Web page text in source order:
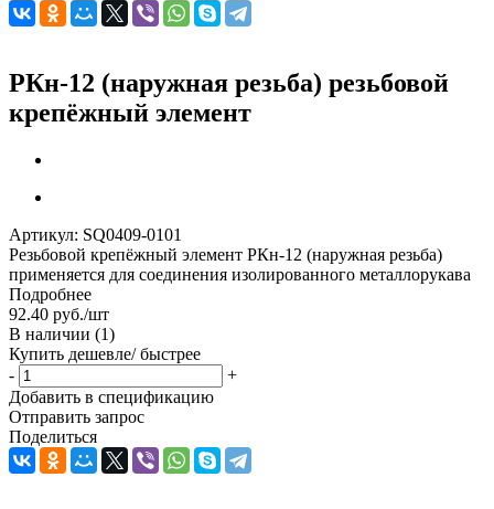
РКн-12 (наружная резьба) резьбовой
крепёжный элемент
Артикул: SQ0409-0101
Резьбовой крепёжный элемент РКн-12 (наружная резьба)
применяется для соединения изолированного металлорукава
Подробнее
92.40 руб./шт
В наличии (1)
Купить дешевле/ быстрее
-
+
Добавить в спецификацию
Отправить запрос
Поделиться